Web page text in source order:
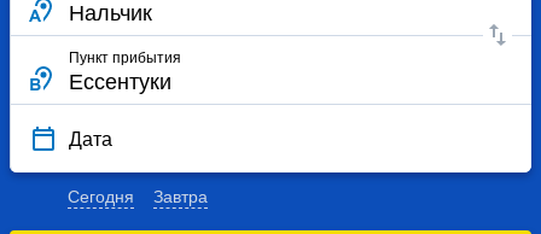
Пункт прибытия
Дата
Сегодня Завтра